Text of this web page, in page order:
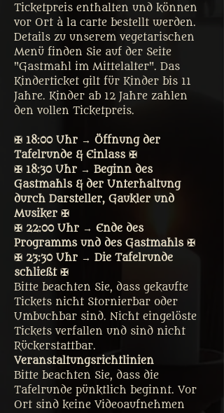
Ticketpreis enthalten und können
vor Ort à la carte bestellt werden.
Details zu unserem vegetarischen
Menü finden Sie auf der Seite
"Gastmahl im Mittelalter". Das
Kinderticket gilt für Kinder bis 11
Jahre. Kinder ab 12 Jahre zahlen
den vollen Ticketpreis.
✠ 18:00 Uhr → Öffnung der
Tafelrunde & Einlass ✠
✠ 18:30 Uhr → Beginn des
Gastmahls & der Unterhaltung
durch Darsteller, Gaukler und
Musiker ✠
✠ 22:00 Uhr → Ende des
Programms und des Gastmahls ✠
✠ 23:30 Uhr → Die Tafelrunde
schließt ✠
Bitte beachten Sie, dass gekaufte
Tickets nicht Stornierbar oder
Umbuchbar sind. Nicht eingelöste
Tickets verfallen und sind nicht
Rückerstattbar.
Veranstaltungsrichtlinien
Bitte beachten Sie, dass die
Tafelrunde pünktlich beginnt. Vor
Ort sind keine Videoaufnehmen